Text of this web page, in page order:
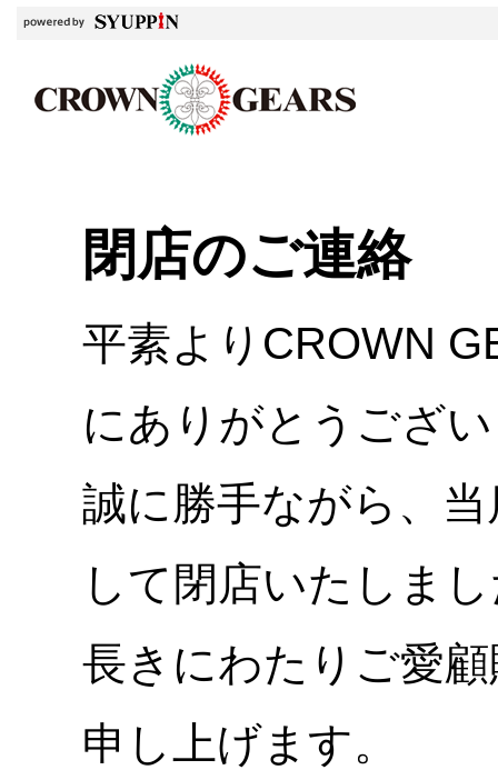
閉店のご連絡
平素よりCROWN
にありがとうござ
誠に勝手ながら、
して閉店いたしま
長きにわたりご愛
申し上げます。